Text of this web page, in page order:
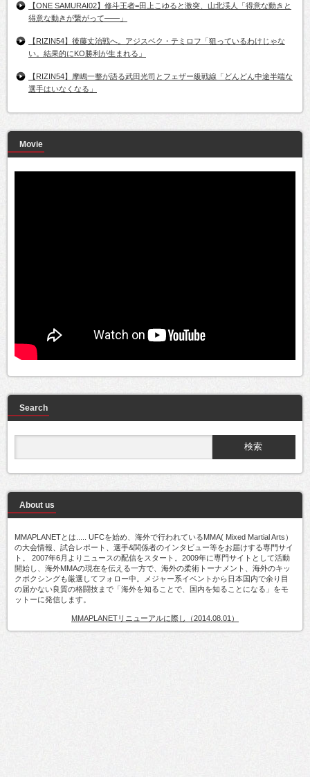
【ONE SAMURAI02】修斗王者=田上こゆると激突、山北渓人「得意な動きと
得意な動きが繋がって――」
【RIZIN54】後藤丈治戦へ。アジスベク・テミロフ「狙っているわけじゃな
い。結果的にKO勝利が生まれる」
【RIZIN54】摩嶋一整が語る武田光司とフェザー級戦線「どんどん中途半端な
選手はいなくなる」
Movie
Search
About us
MMAPLANETとは..... UFCを始め、海外で行われているMMA( Mixed Martial Arts）
の大会情報、試合レポート、選手&関係者のインタビュー等をお届けする専門サイ
ト。 2007年6月よりニュースの配信をスタート。2009年に専門サイトとして活動
開始し、海外MMAの現在を伝える一方で、海外の柔術トーナメント、海外のキッ
クボクシングも厳選してフォロー中。メジャー系イベントから日本国内で余り目
の届かない良質の格闘技まで「海外を知ることで、国内を知ることになる」をモ
ットーに発信します。
MMAPLANETリニューアルに際し（2014.08.01）